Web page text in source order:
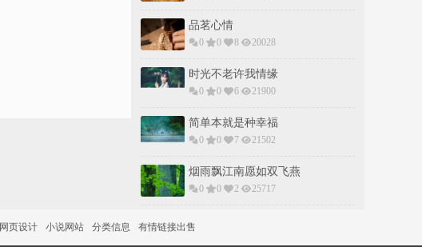
品茗心情
0 0 8 20028
时光不老许我情缘
0 0 6 21900
简单本就是种幸福
0 0 7 21502
烟雨飘江南愿如双飞燕
0 0 2 25717
网页设计 小说网站 分类信息 有情链接出售